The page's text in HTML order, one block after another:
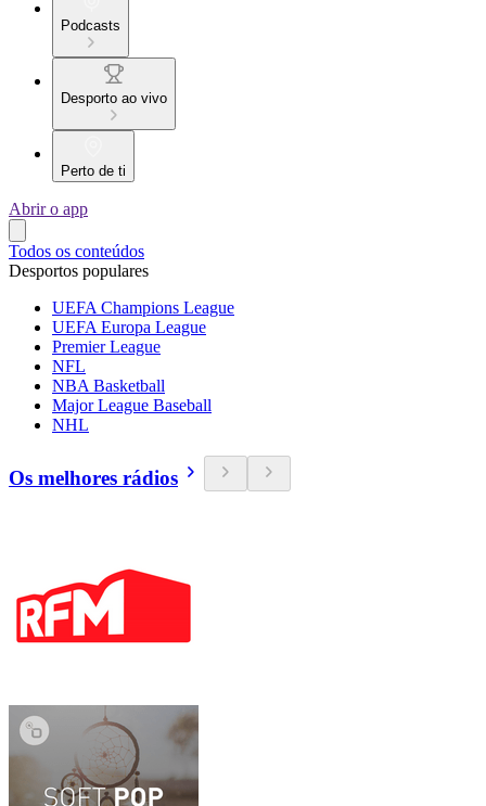
Podcasts
Desporto ao vivo
Perto de ti
Abrir o app
Todos os conteúdos
Desportos populares
UEFA Champions League
UEFA Europa League
Premier League
NFL
NBA Basketball
Major League Baseball
NHL
Os melhores rádios